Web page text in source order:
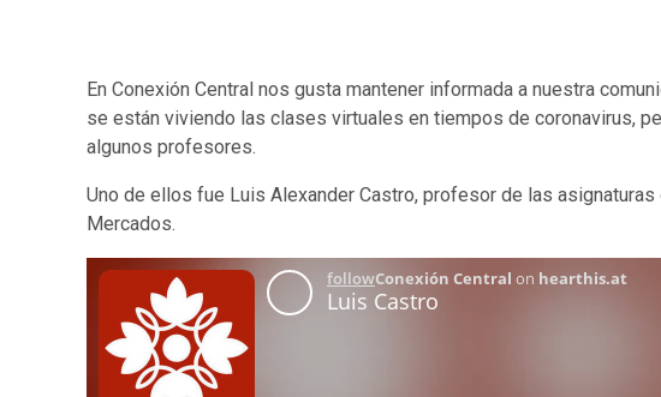
En Conexión Central nos gusta mantener informada a nuestra
se están viviendo las clases virtuales en tiempos de coronavirus,
algunos profesores.
Uno de ellos fue Luis Alexander Castro, profesor de las
Mercados.